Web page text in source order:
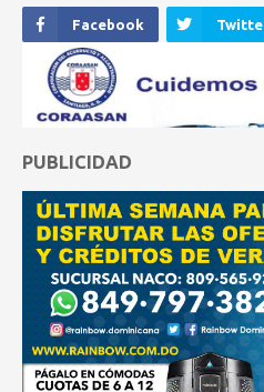
Facebook
PUBLICIDAD